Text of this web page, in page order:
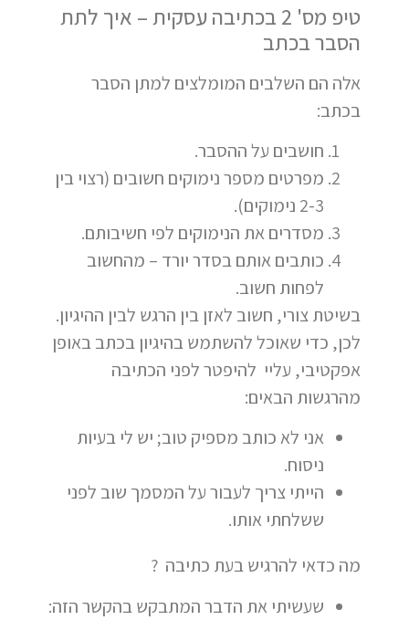
טיפ מס' 2 בכתיבה עסקית – איך לתת
הסבר בכתב
אלה הם השלבים המומלצים למתן הסבר
בכתב:
חושבים על ההסבר.
מפרטים מספר נימוקים חשובים (רצוי בין
2-3 נימוקים).
מסדרים את הנימוקים לפי חשיבותם.
כותבים אותם בסדר יורד – מהחשוב
לפחות חשוב.
בשיטת צורי, חשוב לאזן בין הרגש לבין ההיגיון.
לכן, כדי שאוכל להשתמש בהיגיון בכתב באופן
אפקטיבי, עליי להיפטר לפני הכתיבה
מהרגשות הבאים:
אני לא כותב מספיק טוב; יש לי בעיות
ניסוח.
הייתי צריך לעבור על המסמך שוב לפני
ששלחתי אותו.
מה כדאי להרגיש בעת כתיבה ?
שעשיתי את הדבר המתבקש בהקשר הזה: